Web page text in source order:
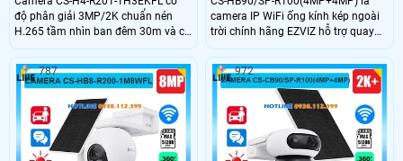
độ phân giải 3MP/2K chuẩn nén
H.265 tầm nhìn ban đêm 30m và có
đèn trợ sáng cho hình ảnh màu
trong phạm vi 20m. Hỗ trợ đàm
thoại hai chiều phát hiện hình dáng
người/phương tiện, cùng chức năng
phòng thủ tích cực với đèn và còi
cảnh báo với chuẩn IP67 bền bỉ, hỗ
trợ thẻ nhớ lên đến 512GB và kết nối
POE.
camera IP WiFi ống kính kép ngoài
trời chính hãng EZVIZ hỗ trợ quay
quét với độ phân giải 4MP + 4MP
cho hình ảnh sắc nét. Camera được
trang bị hồng ngoại 35m Full Color,
khả năng phát hiện con người và
phương tiện thông minh. Tích hợp
micro, loa đàm thoại hai chiều và
khe cắm thẻ nhớ lên đến 512GB phù
hợp cho nhu cầu giám sát an ninh
787 972